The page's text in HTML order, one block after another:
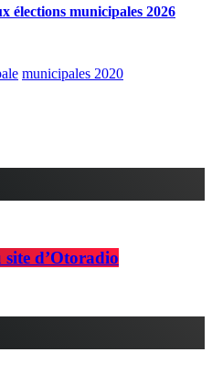
élections municipales 2026
municipales 2020
site d’Otoradio